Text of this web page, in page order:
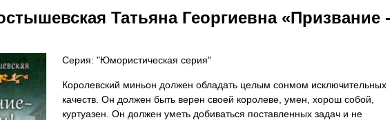
Татьяна Георгиевна «Призвание -
Серия: "Юмористическая серия"
Королевский миньон должен обладать целым сонмом исключительных
качеств. Он должен быть верен своей королеве, умен, хорош собой,
куртуазен. Он должен уметь добиваться поставленных задач и не